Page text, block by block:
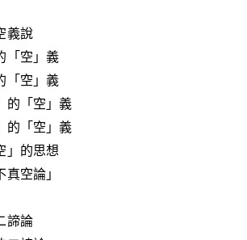
義說
「空」義
「空」義
的「空」義
的「空」義
」的思想
空論」
諦論